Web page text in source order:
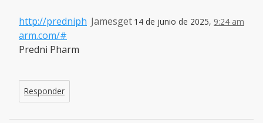
Jamesget 14 de junio de 2025, 9:24 am
http://predniph
arm.com/#
Predni Pharm
Responder